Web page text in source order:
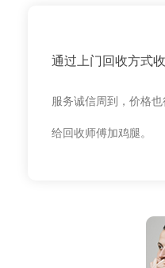
通过上门回收方式
服务诚信周到，价格
给回收师傅加鸡腿。